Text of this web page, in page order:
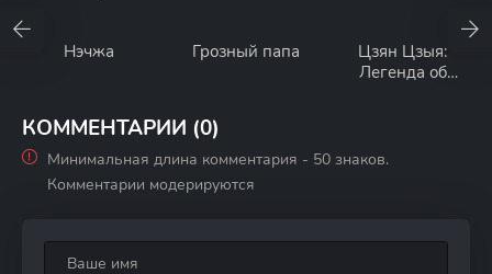
Нэчжа Грозный папа
Цзян Цзыя:
Легенда об
КОММЕНТАРИИ (0)
Минимальная длина комментария - 50 знаков.
Комментарии модерируются